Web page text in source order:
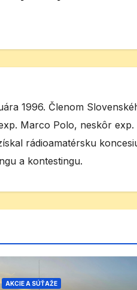
1996. Členom
Marco Polo, neskôr
rádioamatérsku
a kontestingu.
AKCIE A SÚŤAŽE